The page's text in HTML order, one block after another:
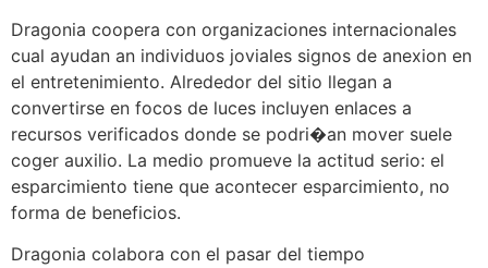
Dragonia coopera con organizaciones internacionales
cual ayudan an individuos joviales signos de anexion en
el entretenimiento. Alrededor del sitio llegan a
convertirse en focos de luces incluyen enlaces a
recursos verificados donde se podri�an mover suele
coger auxilio. La medio promueve la actitud serio: el
esparcimiento tiene que acontecer esparcimiento, no
forma de beneficios.
Dragonia colabora con el pasar del tiempo